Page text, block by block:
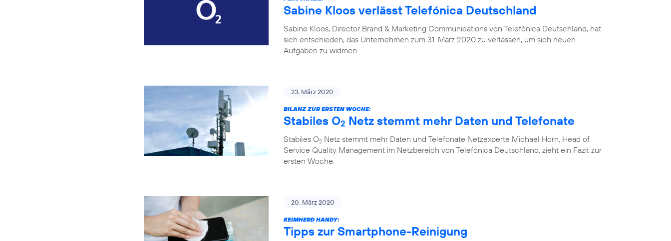
Sabine Kloos verlässt Telefónica Deutschland
Sabine Kloos, Director Brand & Marketing Communications von Telefónica Deutschland, hat
sich entschieden, das Unternehmen zum 31. März 2020 zu verlassen, um sich neuen
Aufgaben zu widmen.
23. März 2020
BILANZ ZUR ERSTEN WOCHE:
Stabiles O2 Netz stemmt mehr Daten und Telefonate
Stabiles O2 Netz stemmt mehr Daten und Telefonate Netzexperte Michael Horn, Head of
Service Quality Management im Netzbereich von Telefónica Deutschland, zieht ein Fazit zur
ersten Woche.
20. März 2020
KEIMHERD HANDY:
Tipps zur Smartphone-Reinigung